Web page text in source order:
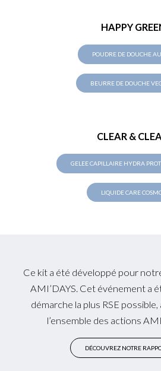
HAPPY
POUDRE DE DOUCHE
BEURRE DE DOUCHE
CLEAR &
GELEE CAPILLAIRE HYDRA
LIQUIDE CARE
Ce kit a été développé pour
AMI’DAYS. Cet événement a
démarche la plus RSE
l’ensemble des actions AMI
DÉCOUVREZ NOTRE